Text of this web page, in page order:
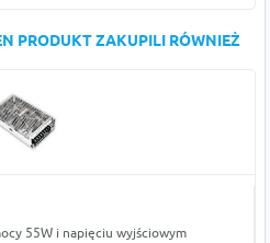
PRODUKT ZAKUPILI RÓWNIEŻ
55W i napięciu wyjściowym